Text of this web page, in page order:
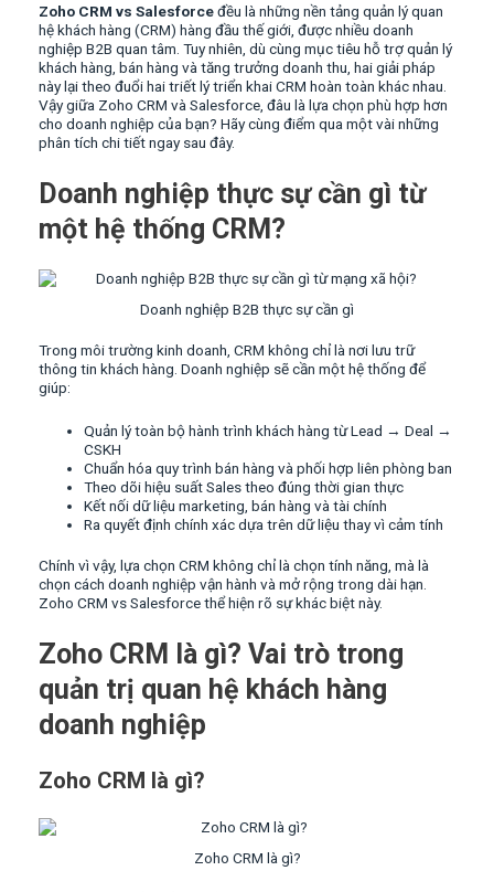
Zoho CRM vs Salesforceđều là những nền tảng quản lý quan
hệ khách hàng (CRM) hàng đầu thế giới, được nhiều doanh
nghiệp B2B quan tâm. Tuy nhiên, dù cùng mục tiêu hỗ trợ quản lý
khách hàng, bán hàng và tăng trưởng doanh thu, hai giải pháp
này lại theo đuổi hai triết lý triển khai CRM hoàn toàn khác nhau.
Vậy giữa Zoho CRM và Salesforce, đâu là lựa chọn phù hợp hơn
cho doanh nghiệp của bạn? Hãy cùng điểm qua một vài những
phân tích chi tiết ngay sau đây.
Doanh nghiệp thực sự cần gì từ
một hệ thống CRM?
Doanh nghiệp B2B thực sự cần gì
Trong môi trường kinh doanh, CRM không chỉ là nơi lưu trữ
thông tin khách hàng. Doanh nghiệp sẽ cần một hệ thống để
giúp:
Quản lý toàn bộ hành trình khách hàng từ Lead → Deal →
CSKH
Chuẩn hóa quy trình bán hàng và phối hợp liên phòng ban
Theo dõi hiệu suất Sales theo đúng thời gian thực
Kết nối dữ liệu marketing, bán hàng và tài chính
Ra quyết định chính xác dựa trên dữ liệu thay vì cảm tính
Chính vì vậy, lựa chọn CRM không chỉ là chọn tính năng, mà là
chọn cách doanh nghiệp vận hành và mở rộng trong dài hạn.
Zoho CRM vs Salesforce thể hiện rõ sự khác biệt này.
Zoho CRM là gì? Vai trò trong
quản trị quan hệ khách hàng
doanh nghiệp
Zoho CRM là gì?
Zoho CRM là gì?